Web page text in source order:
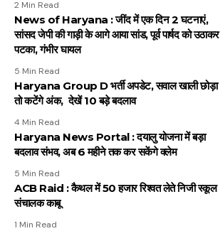
2 Min Read
News of Haryana : जींद में एक दिन 2 घटनाएं,
सांसद जेपी की गाड़ी के आगे आया सांड, पूर्व पार्षद को उठाकर
पटका, गंभीर घायल
5 Min Read
Haryana Group D भर्ती अपडेट, सवाल खाली छोड़ा
तो कटेंगे अंक, देखें 10 बड़े बदलाव
4 Min Read
Haryana News Portal : दयालु योजना में बड़ा
बदलाव संभव, अब 6 महीने तक कर सकेंगे क्लेम
5 Min Read
ACB Raid : कैथल में 50 हजार रिश्वत लेते निजी स्कूल
संचालक काबू
1 Min Read